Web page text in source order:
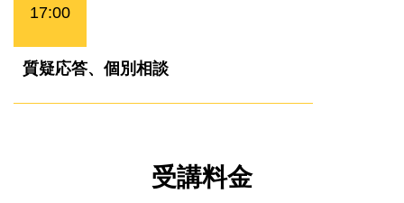
17:00
質疑応答、個別相談
受講料金